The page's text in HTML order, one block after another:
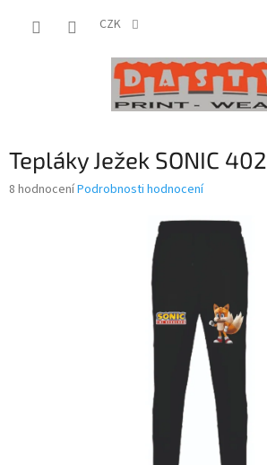
CZK
Tepláky Ježek SONIC 402
Průměrné
8 hodnoceníPodrobnosti hodnocení